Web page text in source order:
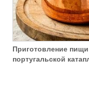
Приготовление
португальской